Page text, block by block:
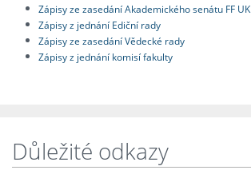
Zápisy ze zasedání Akademického senátu FF UK
Zápisy z jednání Ediční rady
Zápisy ze zasedání Vědecké rady
Zápisy z jednání komisí fakulty
Důležité odkazy